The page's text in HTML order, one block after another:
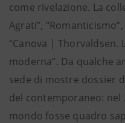
come rivelazione. La
Agrati”,
“Canova | Thorvaldsen.
moderna”. Da qualche
sede di mostre dossier
del contemporaneo: nel
mondo fosse quadro